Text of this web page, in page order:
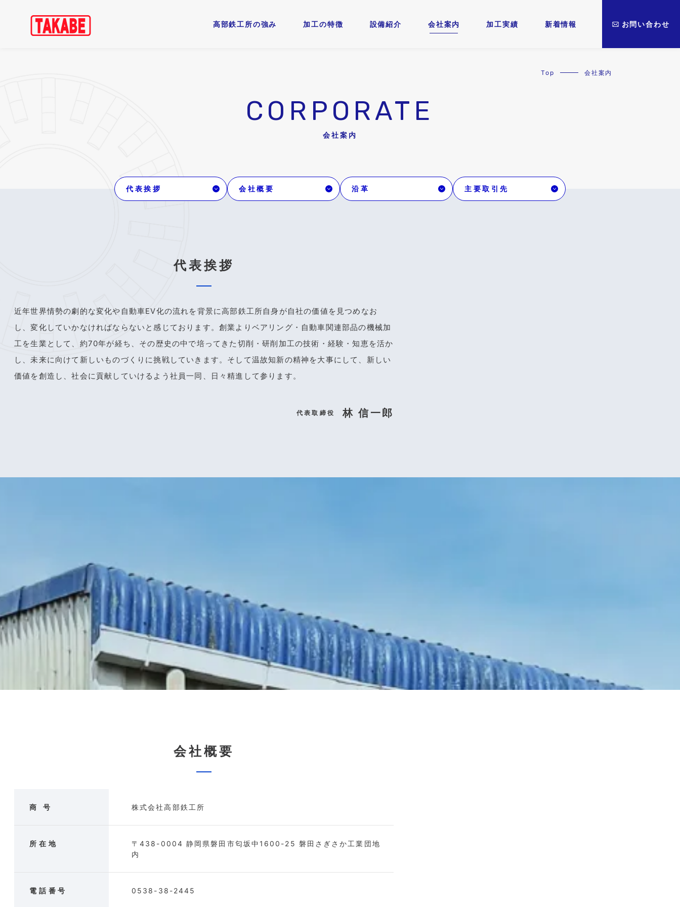
高部鉄工所の強み 加工の特徴 設備紹介 会社案内 加工実績 新着情報 お問い合わせ
Top 会社案内
CORPORATE
会社案内
代表挨拶 会社概要 沿革 主要取引先
代表挨拶
近年世界情勢の劇的な変化や自動車EV化の流れを背景に高部鉄工所自身が自社の価値を見つめなお
し、変化していかなければならないと感じております。創業よりベアリング・自動車関連部品の機械加
工を生業として、約70年が経ち、その歴史の中で培ってきた切削・研削加工の技術・経験・知恵を活か
し、未来に向けて新しいものづくりに挑戦していきます。そして温故知新の精神を大事にして、新しい
価値を創造し、社会に貢献していけるよう社員一同、日々精進して参ります。
代表取締役 林 信一郎
会社概要
商 号 株式会社高部鉄工所
所在地 〒438-0004 静岡県磐田市匂坂中1600-25 磐田さぎさか工業団地
内
電話番号 0538-38-2445